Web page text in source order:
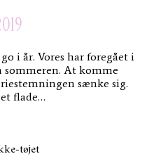
i år. Vores har foregået i
sommeren. At komme
sænke sig.
flade…
tøjet